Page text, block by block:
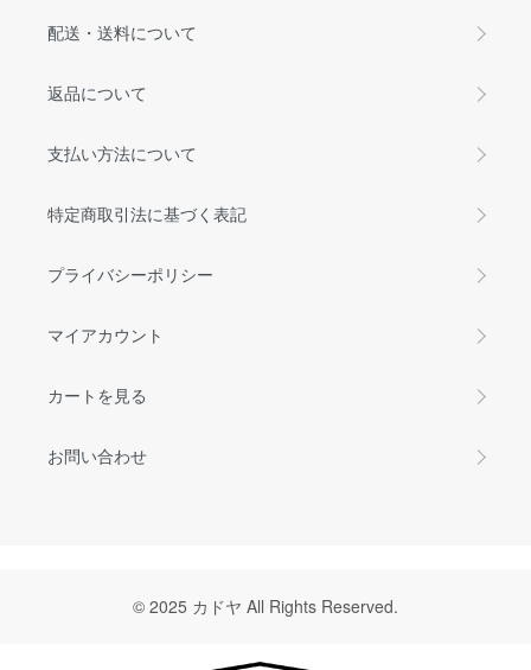
配送・送料について
返品について
支払い方法について
特定商取引法に基づく表記
プライバシーポリシー
マイアカウント
カートを見る
お問い合わせ
© 2025 カドヤ All Rights Reserved.